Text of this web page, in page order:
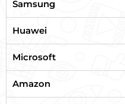
Samsung
Huawei
Microsoft
Amazon